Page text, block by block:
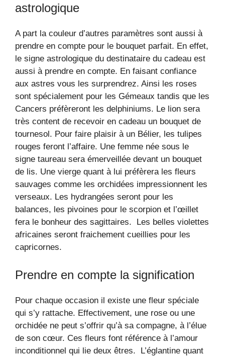
astrologique
A part la couleur d’autres paramètres sont aussi à
prendre en compte pour le bouquet parfait. En effet,
le signe astrologique du destinataire du cadeau est
aussi à prendre en compte. En faisant confiance
aux astres vous les surprendrez. Ainsi les roses
sont spécialement pour les Gémeaux tandis que les
Cancers préfèreront les delphiniums. Le lion sera
très content de recevoir en cadeau un bouquet de
tournesol. Pour faire plaisir à un Bélier, les tulipes
rouges feront l’affaire. Une femme née sous le
signe taureau sera émerveillée devant un bouquet
de lis. Une vierge quant à lui préfèrera les fleurs
sauvages comme les orchidées impressionnent les
verseaux. Les hydrangées seront pour les
balances, les pivoines pour le scorpion et l’œillet
fera le bonheur des sagittaires. Les belles violettes
africaines seront fraichement cueillies pour les
capricornes.
Prendre en compte la signification
Pour chaque occasion il existe une fleur spéciale
qui s’y rattache. Effectivement, une rose ou une
orchidée ne peut s’offrir qu’à sa compagne, à l’élue
de son cœur. Ces fleurs font référence à l’amour
inconditionnel qui lie deux êtres. L’églantine quant